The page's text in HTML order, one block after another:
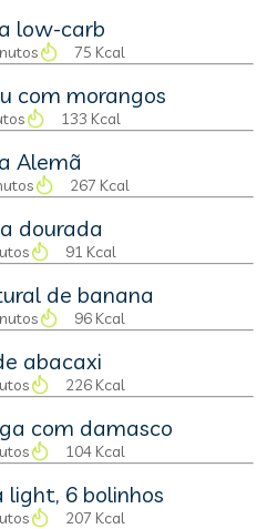
low-carb
75 Kcal
com morangos
133 Kcal
Alemã
267 Kcal
dourada
91 Kcal
de banana
96 Kcal
abacaxi
226 Kcal
com damasco
104 Kcal
6 bolinhos
207 Kcal